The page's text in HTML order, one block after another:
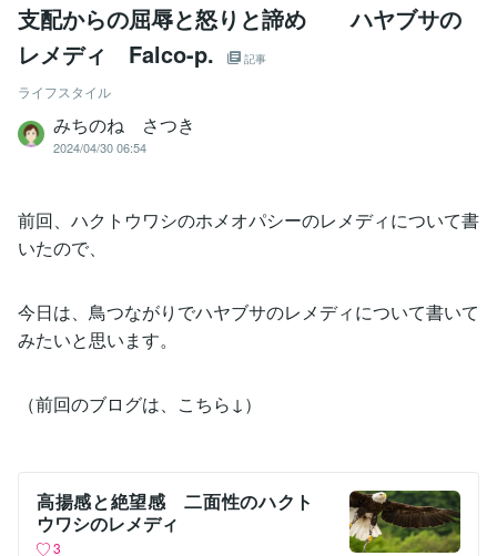
支配からの屈辱と怒りと諦め ハヤブサの
レメディ Falco-p.
記事
ライフスタイル
みちのね さつき
2024/04/30 06:54
前回、ハクトウワシのホメオパシーのレメディについて書
いたので、
今日は、鳥つながりでハヤブサのレメディについて書いて
みたいと思います。
（前回のブログは、こちら↓）
高揚感と絶望感 二面性のハクト
ウワシのレメディ
3